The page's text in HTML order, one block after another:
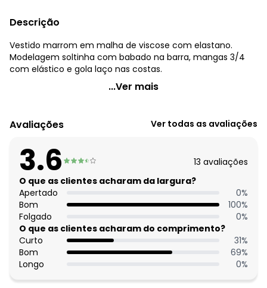
Descrição
Vestido marrom em malha de viscose com elastano.
Modelagem soltinha com babado na barra, mangas 3/4
com elástico e gola laço nas costas.
Quintess - Vestido Marrom em Malha de Viscose
Modelagem: Solta
Decote frente: Com gola
Comprimento da manga: 3/4
Modelo da manga: Bufante
Comprimento: Curto
Material: Malha de Viscose com Elastano
Estação: Ano Inteiro
Situação de Uso: Casual
Composição Material: 96% Viscose, 4% Elastano
Histórico de preços
O preço apresentado abaixo é o menor oferecido em
algum dia do mês, para o menor tamanho disponível.
...Ver mais
Avaliações Ver todas as avaliações
3.6 13 avaliações
O que as clientes acharam da largura?
Apertado
0%
Bom
100%
Folgado
0%
O que as clientes acharam do comprimento?
Curto
31%
Bom
69%
Longo
0%